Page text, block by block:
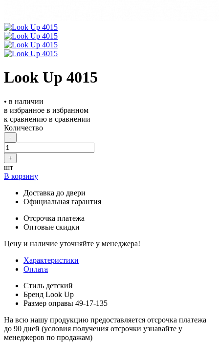
Look Up 4015
• в наличии
в избранное в избранном
к сравнению в сравнении
Количество
-
+
шт
В корзину
Доставка до двери
Официальная гарантия
Отсрочка платежа
Оптовые скидки
Цену и наличие уточняйте у менеджера!
Характеристики
Оплата
Стиль детский
Бренд Look Up
Размер оправы 49-17-135
На всю нашу продукцию предоставляется отсрочка платежа
до 90 дней (условия получения отсрочки узнавайте у
менеджеров по продажам)